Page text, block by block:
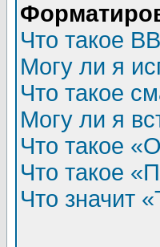
Что такое
Могу ли я
Что такое
Могу ли я
Что такое
Что такое
Что значит